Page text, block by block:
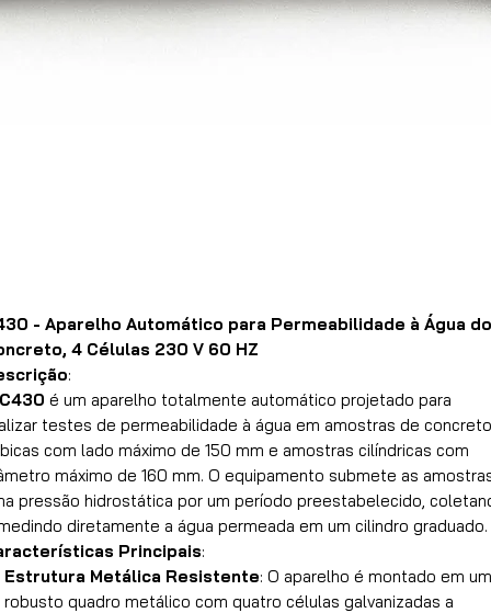
- Aparelho Automático para Permeabilidade à Água do
4 Células 230 V 60 HZ
:
C430 é um aparelho totalmente automático projetado para
testes de permeabilidade à água em amostras de concreto
com lado máximo de 150 mm e amostras cilíndricas com
máximo de 160 mm. O equipamento submete as
pressão hidrostática por um período preestabelecido,
diretamente a água permeada em um cilindro graduado.
Principais:
Estrutura Metálica Resistente: O aparelho é montado em um
robusto quadro metálico com quatro células galvanizadas a